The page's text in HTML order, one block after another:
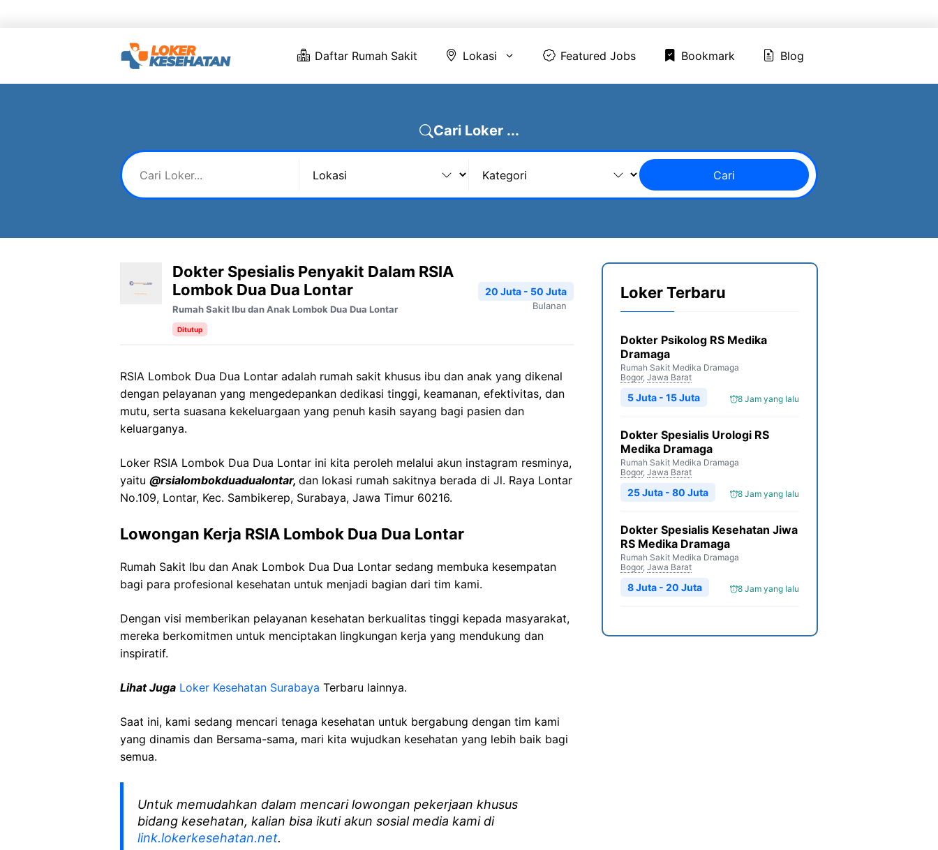
Daftar Rumah Sakit Lokasi Featured Jobs Bookmark Blog
Cari Loker ...
Cari
Dokter Spesialis Penyakit Dalam RSIA
Lombok Dua Dua Lontar
Rumah Sakit Ibu dan Anak Lombok Dua Dua Lontar
Ditutup
20 Juta - 50 Juta
Bulanan
RSIA Lombok Dua Dua Lontar adalah rumah sakit khusus ibu dan anak yang dikenal
dengan pelayanan yang mengedepankan dedikasi tinggi, keamanan, efektivitas, dan
mutu, serta suasana kekeluargaan yang penuh kasih sayang bagi pasien dan
keluarganya.
Loker RSIA Lombok Dua Dua Lontar ini kita peroleh melalui akun instagram resminya,
yaitu @rsialombokduadualontar, dan lokasi rumah sakitnya berada di Jl. Raya Lontar
No.109, Lontar, Kec. Sambikerep, Surabaya, Jawa Timur 60216.
Lowongan Kerja RSIA Lombok Dua Dua Lontar
Rumah Sakit Ibu dan Anak Lombok Dua Dua Lontar sedang membuka kesempatan
bagi para profesional kesehatan untuk menjadi bagian dari tim kami.
Dengan visi memberikan pelayanan kesehatan berkualitas tinggi kepada masyarakat,
mereka berkomitmen untuk menciptakan lingkungan kerja yang mendukung dan
inspiratif.
Lihat Juga Loker Kesehatan Surabaya Terbaru lainnya.
Saat ini, kami sedang mencari tenaga kesehatan untuk bergabung dengan tim kami
yang dinamis dan Bersama-sama, mari kita wujudkan kesehatan yang lebih baik bagi
semua.
Untuk memudahkan dalam mencari lowongan pekerjaan khusus
bidang kesehatan, kalian bisa ikuti akun sosial media kami di
link.lokerkesehatan.net.
Loker Terbaru
Dokter Psikolog RS Medika
Dramaga
Rumah Sakit Medika Dramaga
Bogor, Jawa Barat
8 Jam yang lalu
5 Juta - 15 Juta
Dokter Spesialis Urologi RS
Medika Dramaga
Rumah Sakit Medika Dramaga
Bogor, Jawa Barat
8 Jam yang lalu
25 Juta - 80 Juta
Dokter Spesialis Kesehatan Jiwa
RS Medika Dramaga
Rumah Sakit Medika Dramaga
Bogor, Jawa Barat
8 Jam yang lalu
8 Juta - 20 Juta